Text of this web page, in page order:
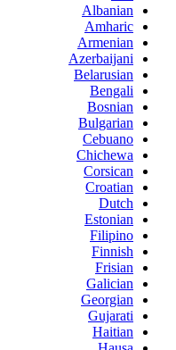
Albanian
Amharic
Armenian
Azerbaijani
Belarusian
Bengali
Bosnian
Bulgarian
Cebuano
Chichewa
Corsican
Croatian
Dutch
Estonian
Filipino
Finnish
Frisian
Galician
Georgian
Gujarati
Haitian